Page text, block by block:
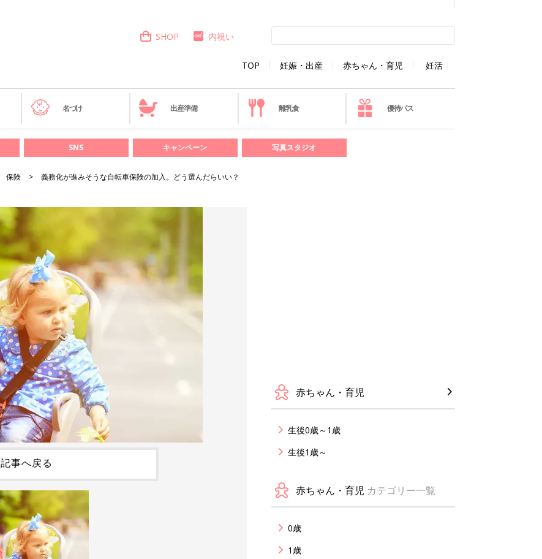
TOP 妊娠・出産 赤ちゃん・育児 妊活
SHOP 内祝い
名づけ 出産準備 離乳食 優待パス
SNS キャンペーン 写真スタジオ
保険 義務化が進みそうな自転車保険の加入。どう選んだらいい？
記事へ戻る
赤ちゃん・育児
生後0歳～1歳
生後1歳～
赤ちゃん・育児 カテゴリー一覧
0歳
1歳